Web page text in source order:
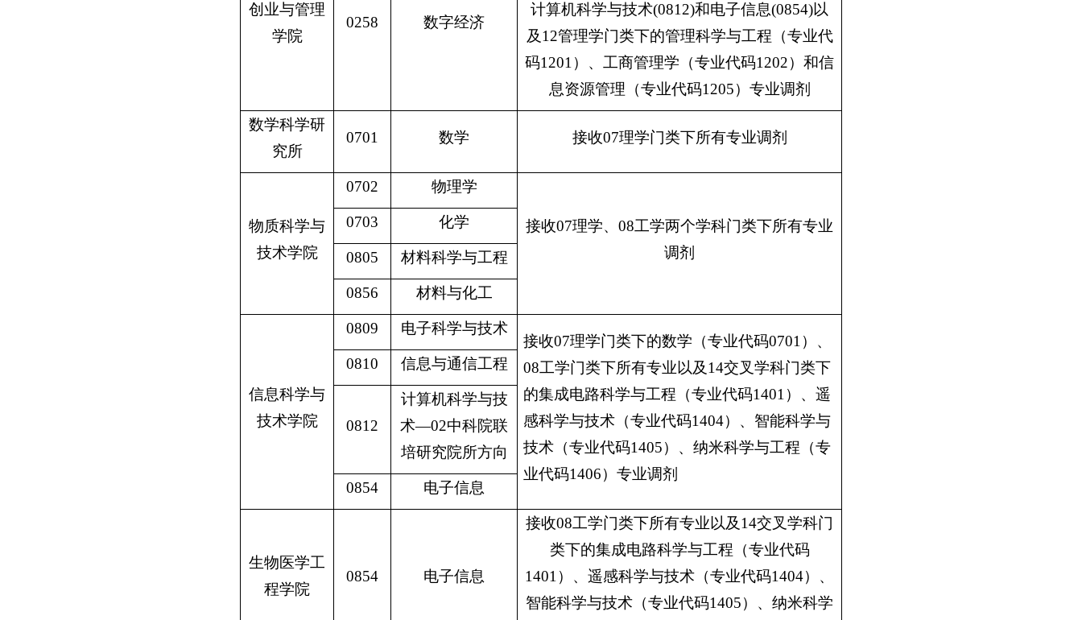
创业与管理
学院
0258 数字经济
计算机科学与技术(0812)和电子信息(0854)以
及12管理学门类下的管理科学与工程（专业代
码1201 ）、工商管理学（专业代码1202）和信
息资源管理（专业代码1205）专业调剂
数学科学研
究所
0701 数学 接收07理学门类下所有专业调剂
物质科学与
技术学院
0702 物理学
接收07理学、 08工学两个学科门类下所有专业
调剂
0703 化学
0805 材料科学与工程
0856 材料与化工
信息科学与
技术学院
0809 电子科学与技术
接收07理学门类下的数学（专业代码0701 ）、
08工学门类下所有专业以及14交叉学科门类下
的集成电路科学与工程（专业代码1401 ）、遥
感科学与技术（专业代码1404）、智能科学与
技术（专业代码1405）、纳米科学与工程（专
业代码1406）专业调剂
0810 信息与通信工程
0812
计算机科学与技
术—02中科院联
培研究院所方向
0854 电子信息
生物医学工
程学院
0854 电子信息
接收08工学门类下所有专业以及14交叉学科门
类下的集成电路科学与工程（专业代码
1401 ）、遥感科学与技术（专业代码1404）、
智能科学与技术（专业代码1405）、纳米科学